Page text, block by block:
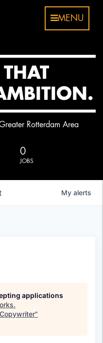
MENU
Rotterdam Area
0
JOBS
My alerts
applications
.
Copywriter"